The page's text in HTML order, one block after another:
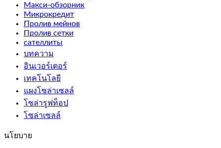
Макси-обзорник
Микрокредит
Пролив мейнов
Пролив сетки
сателлиты
บทความ
อินเวอร์เตอร์
เทคโนโลยี
แผงโซล่าเซลล์
โซล่ารูฟท็อป
โซล่าเซลล์
นโยบาย